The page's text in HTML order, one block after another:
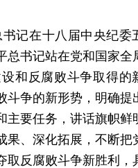
记在十八届中央纪委
总书记站在党和国家全
和反腐败斗争取得的
斗争的新形势，明确提
要任务，讲话旗帜鲜
果、深化拓展，不断把
取反腐败斗争新胜利，